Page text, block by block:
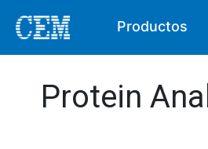
Productos
Protein